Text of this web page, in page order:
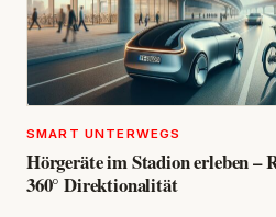
SMART UNTERWEGS
Hörgeräte im Stadion erleben –
360° Direktionalität